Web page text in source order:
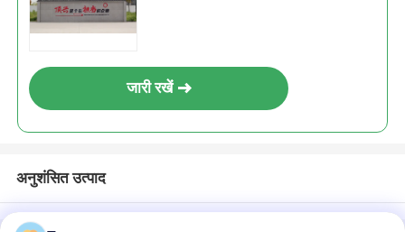
जारी रखें
अनुशंसित उत्पाद